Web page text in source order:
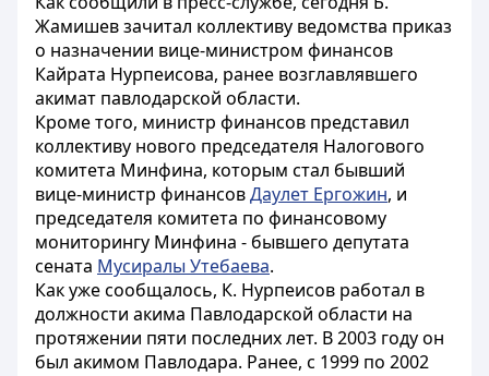
Жамишев зачитал коллективу ведомства приказ
о назначении вице-министром финансов
Кайрата Нурпеисова, ранее возглавлявшего
акимат павлодарской области.
Кроме того, министр финансов представил
коллективу нового председателя Налогового
комитета Минфина, которым стал бывший
вице-министр финансовДаулет Ергожин, и
председателя комитета по финансовому
мониторингу Минфина - бывшего депутата
сената Мусиралы Утебаева.
Как уже сообщалось, К. Нурпеисов работал в
должности акима Павлодарской области на
протяжении пяти последних лет. В 2003 году он
был акимом Павлодара. Ранее, с 1999 по 2002